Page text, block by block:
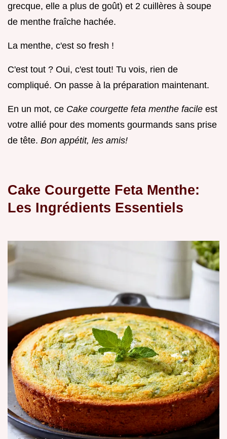
grecque, elle a plus de goût) et 2 cuillères à soupe
de menthe fraîche hachée.
La menthe, c'est so fresh !
C'est tout ? Oui, c'est tout! Tu vois, rien de
compliqué. On passe à la préparation maintenant.
En un mot, ce Cake courgette feta menthe facile est
votre allié pour des moments gourmands sans prise
de tête. Bon appétit, les amis!
Cake Courgette Feta Menthe:
Les Ingrédients Essentiels